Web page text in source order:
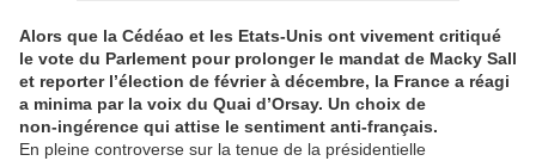
Alors que la Cédéao et les Etats-Unis ont vivement critiqué
le vote du Parlement pour prolonger le mandat de Macky Sall
et reporter l’élection de février à décembre, la France a réagi
a minima par la voix du Quai d’Orsay. Un choix de
non‑ingérence qui attise le sentiment anti-français.
En pleine controverse sur la tenue de la présidentielle